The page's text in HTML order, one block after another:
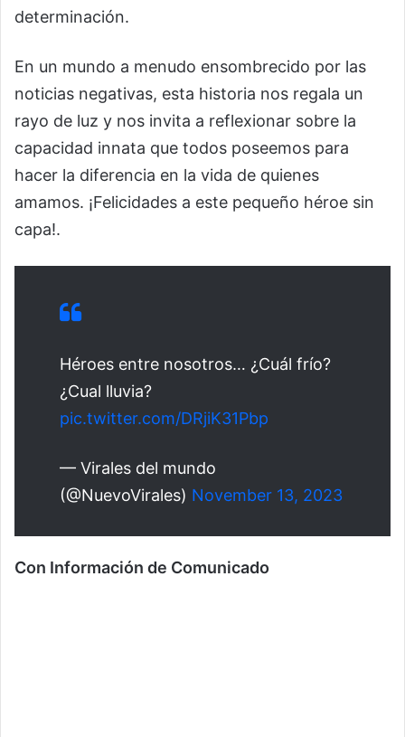
determinación.
En un mundo a menudo ensombrecido por las
noticias negativas, esta historia nos regala un
rayo de luz y nos invita a reflexionar sobre la
capacidad innata que todos poseemos para
hacer la diferencia en la vida de quienes
amamos. ¡Felicidades a este pequeño héroe sin
capa!.
Héroes entre nosotros… ¿Cuál frío?
¿Cual lluvia?
pic.twitter.com/DRjiK31Pbp
— Virales del mundo
(@NuevoVirales) November 13, 2023
Con Información de Comunicado